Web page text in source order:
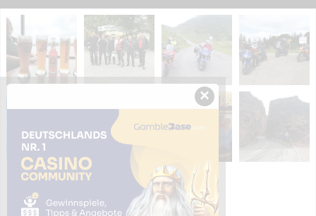
×